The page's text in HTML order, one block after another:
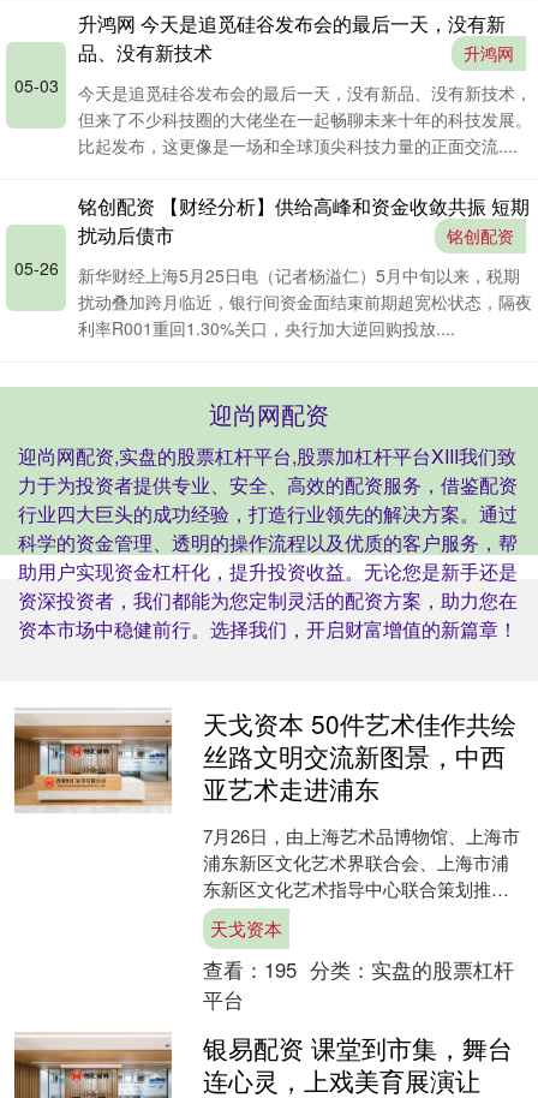
05-03
升鸿网 今天是追觅硅谷发布会的最后一天，没有新
品、没有新技术
升鸿网
今天是追觅硅谷发布会的最后一天，没有新品、没有新技术，
但来了不少科技圈的大佬坐在一起畅聊未来十年的科技发展。
比起发布，这更像是一场和全球顶尖科技力量的正面交流....
05-26
铭创配资 【财经分析】供给高峰和资金收敛共振 短期
扰动后债市
铭创配资
新华财经上海5月25日电（记者杨溢仁）5月中旬以来，税期
扰动叠加跨月临近，银行间资金面结束前期超宽松状态，隔夜
利率R001重回1.30%关口，央行加大逆回购投放....
迎尚网配资
迎尚网配资,实盘的股票杠杆平台,股票加杠杆平台XIII‌我们致
力于为投资者提供专业、安全、高效的配资服务，借鉴配资
行业四大巨头的成功经验，打造行业领先的解决方案。通过
科学的资金管理、透明的操作流程以及优质的客户服务，帮
助用户实现资金杠杆化，提升投资收益。无论您是新手还是
资深投资者，我们都能为您定制灵活的配资方案，助力您在
资本市场中稳健前行。选择我们，开启财富增值的新篇章！
天戈资本 50件艺术佳作共绘
丝路文明交流新图景，中西
亚艺术走进浦东
7月26日，由上海艺术品博物馆、上海市
浦东新区文化艺术界联合会、上海市浦
东新区文化艺术指导中心联合策划推出
的“西邻艺影——中西亚艺术联展浦东巡
展”在浦东新区文化....
天戈资本
查看： 195 分类： 实盘的股票杠杆
平台
银易配资 课堂到市集，舞台
连心灵，上戏美育展演让